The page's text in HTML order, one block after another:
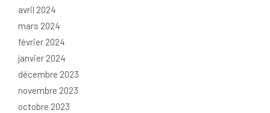
avril 2024
mars 2024
février 2024
janvier 2024
décembre 2023
novembre 2023
octobre 2023